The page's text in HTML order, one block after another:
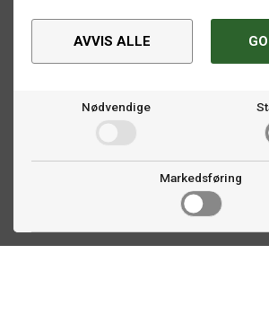
AVVIS ALLE
Nødvendige
Markedsføring